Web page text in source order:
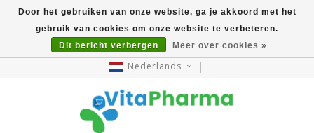
5% Korting Na Aanmelding Op Nieuwsbrief | Gratis
Verzending Vanaf €49 | Online Sinds 2007
Nederlands
Door het gebruiken van onze website, ga je akkoord met het
gebruik van cookies om onze website te verbeteren.
Dit bericht verbergen
Meer over cookies »